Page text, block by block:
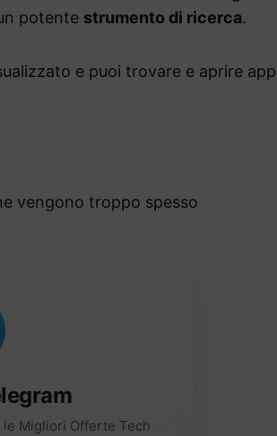
potente strumento di ricerca.
e puoi trovare e aprire app
vengono troppo spesso
Migliori Offerte Tech